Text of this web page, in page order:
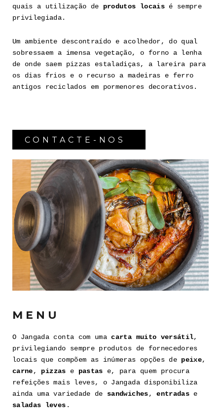
quais a utilização de produtos locaisé sempre
privilegiada.
Um ambiente descontraído e acolhedor, do qual
sobressaem a imensa vegetação, o forno a lenha
de onde saem pizzas estaladiças, a lareira para
os dias frios e o recurso a madeiras e ferro
antigos reciclados em pormenores decorativos.
CONTACTE-NOS
MENU
O Jangada conta com umacarta muito versátil,
privilegiando sempre produtos de fornecedores
locais que compõem as inúmeras opções de peixe,
carne, pizzas e pastas e, para quem procura
refeições mais leves, o Jangada disponibiliza
ainda uma variedade de sandwiches,entradas e
saladas leves .